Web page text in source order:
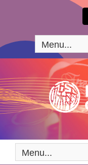
Menu...
Menu...